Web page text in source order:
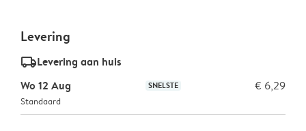
Levering
delivery_standard_v2Levering aan huis
Wo 12 Aug
SNELSTE € 6,29
Standaard